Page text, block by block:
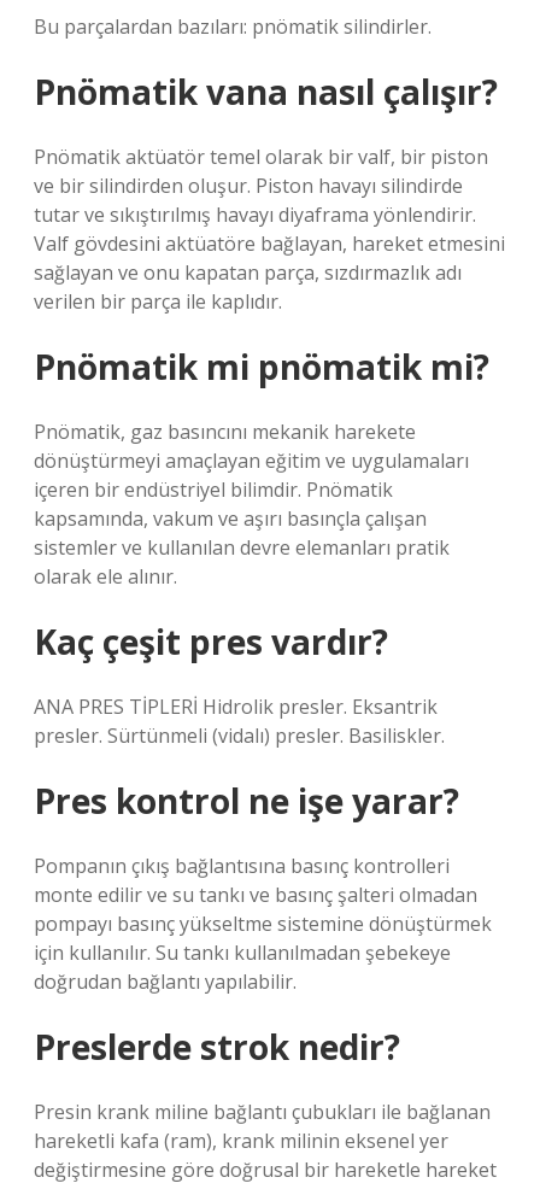
Bu parçalardan bazıları: pnömatik silindirler.
Pnömatik vana nasıl çalışır?
Pnömatik aktüatör temel olarak bir valf, bir piston
ve bir silindirden oluşur. Piston havayı silindirde
tutar ve sıkıştırılmış havayı diyaframa yönlendirir.
Valf gövdesini aktüatöre bağlayan, hareket etmesini
sağlayan ve onu kapatan parça, sızdırmazlık adı
verilen bir parça ile kaplıdır.
Pnömatik mi pnömatik mi?
Pnömatik, gaz basıncını mekanik harekete
dönüştürmeyi amaçlayan eğitim ve uygulamaları
içeren bir endüstriyel bilimdir. Pnömatik
kapsamında, vakum ve aşırı basınçla çalışan
sistemler ve kullanılan devre elemanları pratik
olarak ele alınır.
Kaç çeşit pres vardır?
ANA PRES TİPLERİ Hidrolik presler. Eksantrik
presler. Sürtünmeli (vidalı) presler. Basiliskler.
Pres kontrol ne işe yarar?
Pompanın çıkış bağlantısına basınç kontrolleri
monte edilir ve su tankı ve basınç şalteri olmadan
pompayı basınç yükseltme sistemine dönüştürmek
için kullanılır. Su tankı kullanılmadan şebekeye
doğrudan bağlantı yapılabilir.
Preslerde strok nedir?
Presin krank miline bağlantı çubukları ile bağlanan
hareketli kafa (ram), krank milinin eksenel yer
değiştirmesine göre doğrusal bir hareketle hareket